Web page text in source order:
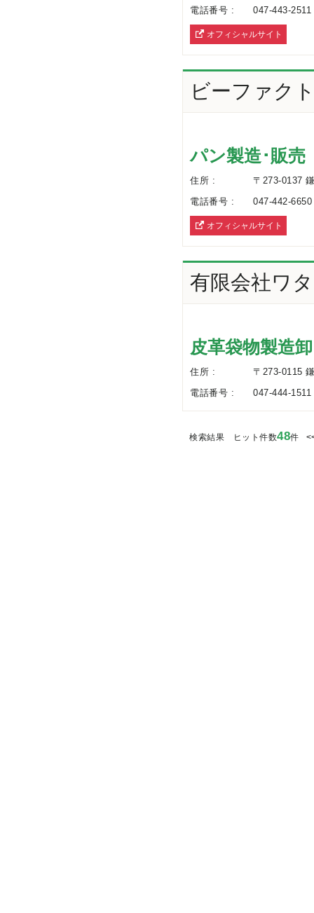
電話番号 :
047-443-2511
オフィシャルサイト
へ
ビーファク
パン製造･販売
住所 :
〒273-0137
電話番号 :
047-442-6650
オフィシャルサイト
へ
有限会社ワ
皮革袋物製造卸
住所 :
〒273-0115
電話番号 :
047-444-1511
検索結果 ヒット件数48件